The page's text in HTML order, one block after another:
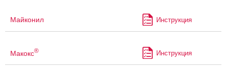
Майконил Инструкция
Макокс® Инструкция